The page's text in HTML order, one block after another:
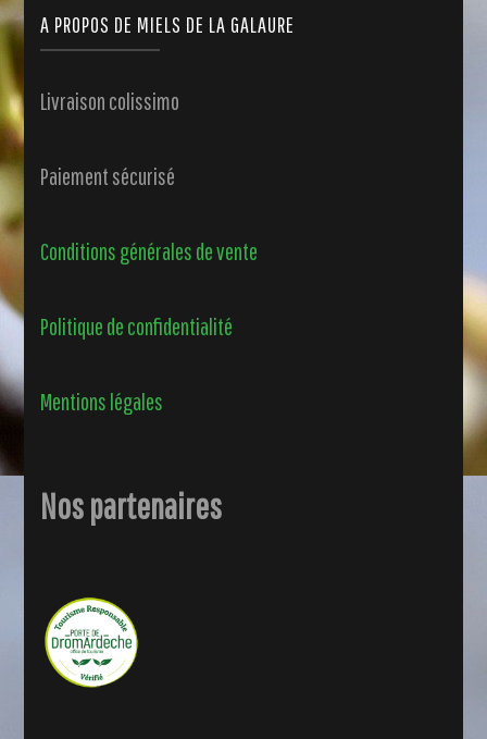
A PROPOS DE MIELS DE LA GALAURE
Livraison colissimo
Paiement sécurisé
Conditions générales de vente
Politique de confidentialité
Mentions légales
Nos partenaires